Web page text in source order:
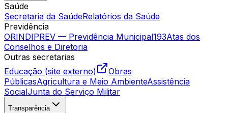
Saúde
Secretaria da SaúdeRelatórios da Saúde
Previdência
ORINDIPREV — Previdência Municipal193Atas dos
Conselhos e Diretoria
Outras secretarias
Educação (site externo)
Obras
PúblicasAgricultura e Meio AmbienteAssistência
SocialJunta do Serviço Militar
Transparência